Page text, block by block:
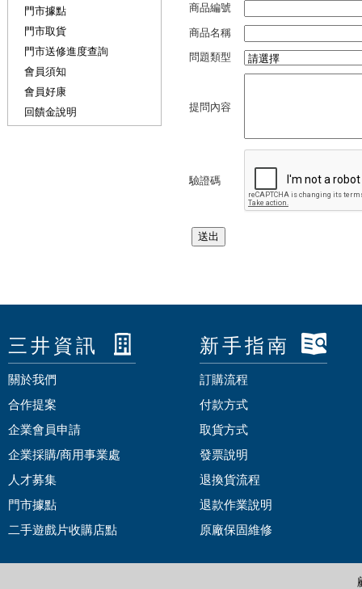
商品編號
商品名稱
問題類型
提問內容
驗證碼
門市據點
門市取貨
門市送修進度查詢
會員須知
會員好康
回饋金說明
三井資訊
關於我們
合作提案
企業會員申請
企業採購/商用事業處
人才募集
門市據點
二手遊戲片收購店點
新手指南
訂購流程
付款方式
取貨方式
發票說明
退換貨流程
退款作業說明
原廠保固維修